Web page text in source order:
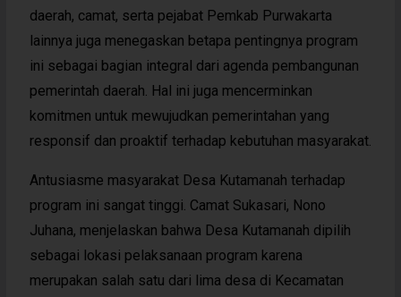
daerah, camat, serta pejabat Pemkab Purwakarta
lainnya juga menegaskan betapa pentingnya program
ini sebagai bagian integral dari agenda pembangunan
pemerintah daerah. Hal ini juga mencerminkan
komitmen untuk mewujudkan pemerintahan yang
responsif dan proaktif terhadap kebutuhan masyarakat.
Antusiasme masyarakat Desa Kutamanah terhadap
program ini sangat tinggi. Camat Sukasari, Nono
Juhana, menjelaskan bahwa Desa Kutamanah dipilih
sebagai lokasi pelaksanaan program karena
merupakan salah satu dari lima desa di Kecamatan